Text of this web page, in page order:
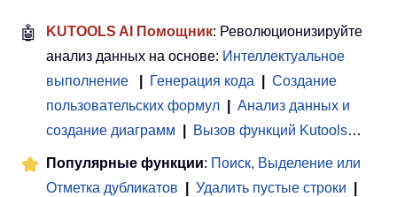
🤖 KUTOOLS AI Помощник: Революционизируйте
анализ данных на основе: Интеллектуальное
выполнение
Генерация кода
Создание
пользовательских формул
Анализ данных и
создание диаграмм
Вызов функций Kutools…
Популярные функции: Поиск, Выделение или
Отметка дубликатов
Удалить пустые строки